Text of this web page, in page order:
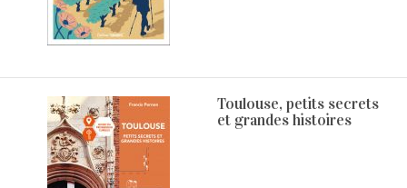
Toulouse, petits secrets
et grandes histoires